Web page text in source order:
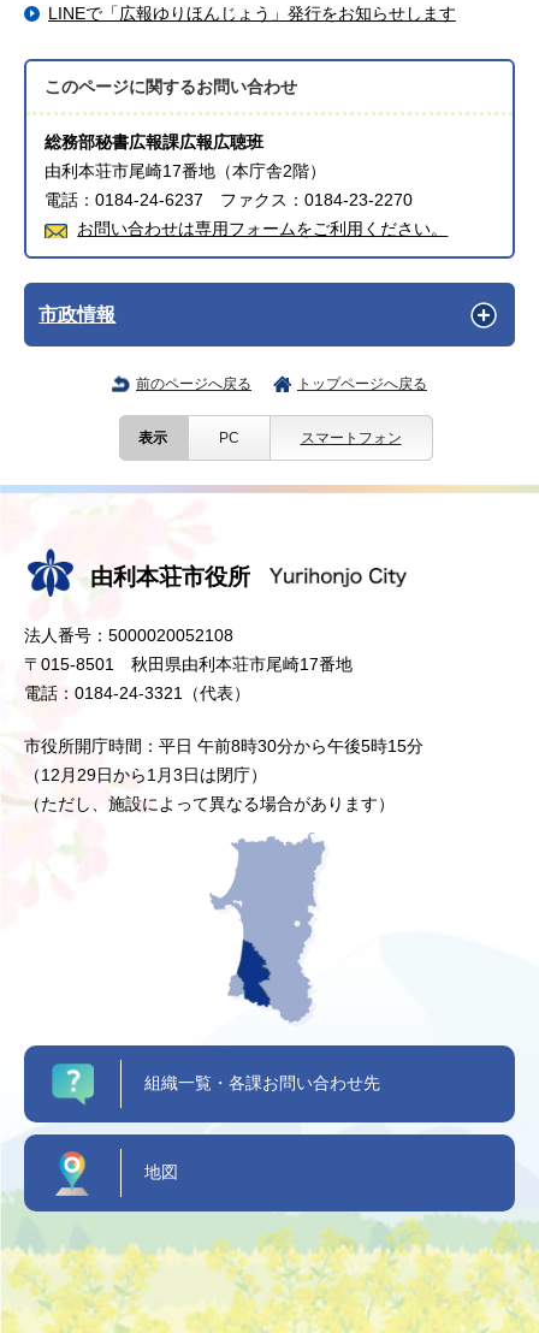
LINEで「広報ゆりほんじょう」発行をお知らせします
このページに関するお問い合わせ
総務部秘書広報課広報広聴班
由利本荘市尾崎17番地（本庁舎2階）
電話：0184-24-6237 ファクス：0184-23-2270
お問い合わせは専用フォームをご利用ください。
市政情報
前のページへ戻る トップページへ戻る
表示 PC スマートフォン
由利本荘市役所
法人番号：5000020052108
〒015-8501 秋田県由利本荘市尾崎17番地
電話：0184-24-3321（代表）
市役所開庁時間：平日 午前8時30分から午後5時15分
（12月29日から1月3日は閉庁）
（ただし、施設によって異なる場合があります）
組織一覧・各課お問い合わせ先
地図